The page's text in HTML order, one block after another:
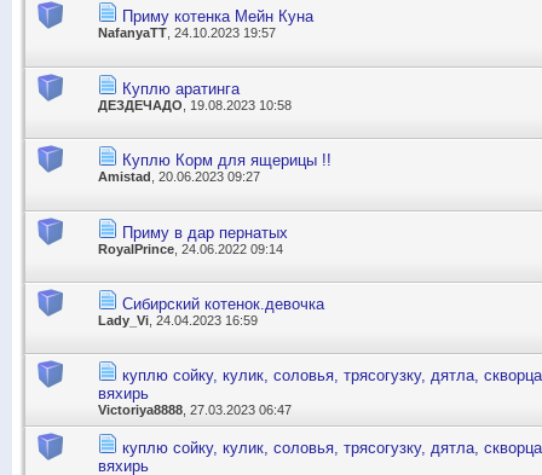
Приму котенка Мейн Куна
NafanyaTT , 24.10.2023 19:57
Куплю аратинга
ДЕЗДЕЧАДО , 19.08.2023 10:58
Куплю Корм для ящерицы !!
Amistad , 20.06.2023 09:27
Приму в дар пернатых
RoyalPrince , 24.06.2022 09:14
Сибирский котенок.девочка
Lady_Vi , 24.04.2023 16:59
куплю сойку, кулик, соловья, трясогузку, дятла,
вяхирь
Victoriya8888, 27.03.2023 06:47
куплю сойку, кулик, соловья, трясогузку, дятла,
вяхирь